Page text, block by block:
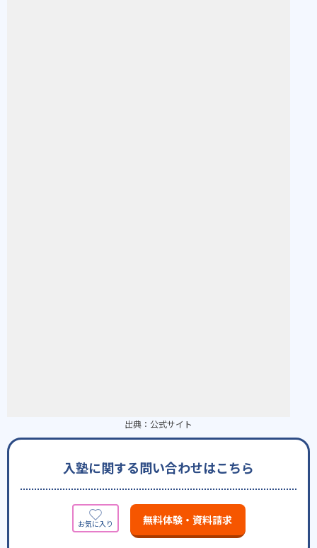
出典： 公式サイト
入塾に関する問い合わせはこちら
無料体験・資料請求